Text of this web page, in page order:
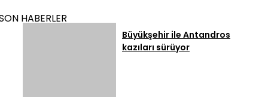
HABERLER
Büyükşehir ile Antandros
kazıları sürüyor